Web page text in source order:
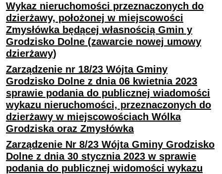
Wykaz nieruchomości przeznaczonych do
dzierżawy, położonej w miejscowości
Zmysłówka będącej własnością Gmin y
Grodzisko Dolne (zawarcie nowej umowy
dzierżawy)
Zarządzenie nr 18/23 Wójta Gminy
Grodzisko Dolne z dnia 06 kwietnia 2023
sprawie podania do publicznej wiadomości
wykazu nieruchomości, przeznaczonych do
dzierżawy w miejscowościach Wólka
Grodziska oraz Zmysłówka
Zarządzenie Nr 8/23 Wójta Gminy Grodzisko
Dolne z dnia 30 stycznia 2023 w sprawie
podania do publicznej widomości wykazu